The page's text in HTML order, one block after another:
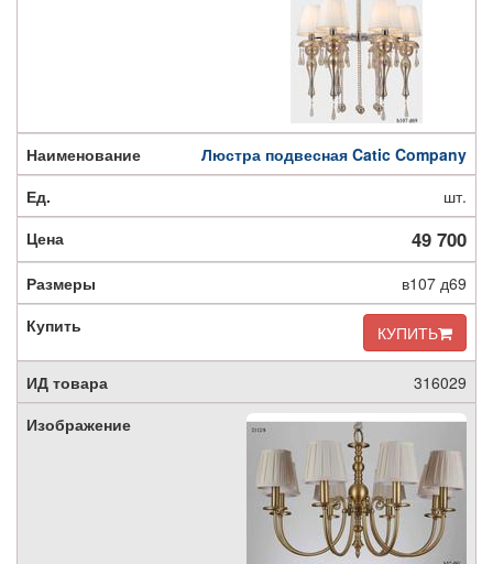
Люстра подвесная Catic Company
шт.
49 700
в107 д69
КУПИТЬ
316029